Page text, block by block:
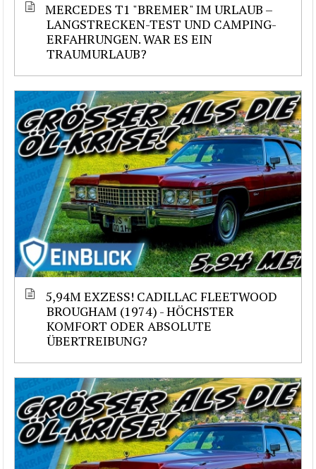
MERCEDES T1 "BREMER" IM URLAUB –
LANGSTRECKEN-TEST UND CAMPING-
ERFAHRUNGEN. WAR ES EIN
TRAUMURLAUB?
5,94M EXZESS! CADILLAC FLEETWOOD
BROUGHAM (1974) - HÖCHSTER
KOMFORT ODER ABSOLUTE
ÜBERTREIBUNG?